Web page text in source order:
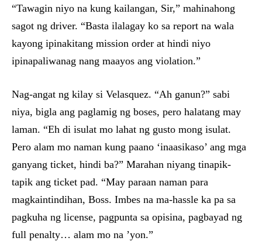
“Tawagin niyo na kung kailangan, Sir,” mahinahong
sagot ng driver. “Basta ilalagay ko sa report na wala
kayong ipinakitang mission order at hindi niyo
ipinapaliwanag nang maayos ang violation.”
Nag-angat ng kilay si Velasquez. “Ah ganun?” sabi
niya, bigla ang paglamig ng boses, pero halatang may
laman. “Eh di isulat mo lahat ng gusto mong isulat.
Pero alam mo naman kung paano ‘inaasikaso’ ang mga
ganyang ticket, hindi ba?” Marahan niyang tinapik-
tapik ang ticket pad. “May paraan naman para
magkaintindihan, Boss. Imbes na ma-hassle ka pa sa
pagkuha ng license, pagpunta sa opisina, pagbayad ng
full penalty… alam mo na ’yon.”